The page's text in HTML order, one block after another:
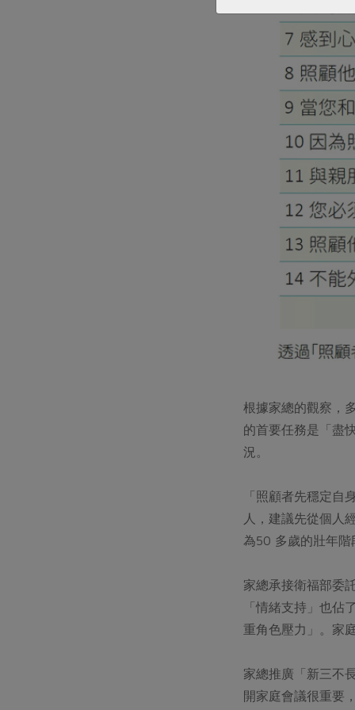
根據家總的觀察，
的首要任務是「盡
況。
「照顧者先穩定
人，建議先從個人
為50 多歲的壯年階
家總承接衛福部委
「情緒支持」也
重角色壓力」。家
家總推廣「新三不
開家庭會議很重要